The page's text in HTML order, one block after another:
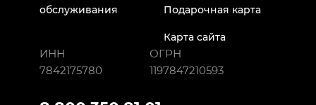
обслуживания
Подарочная карта
Карта сайта
ИНН
7842175780
ОГРН
1197847210593